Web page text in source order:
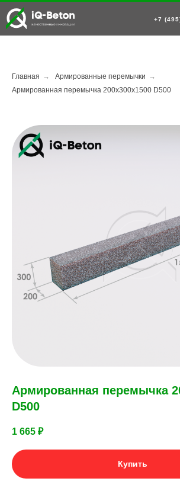
+7
Главная → Армированные перемычки →
Армированная перемычка 200х300х1500 D500
Армированная перемычка
D500
1 665 ₽
Купить